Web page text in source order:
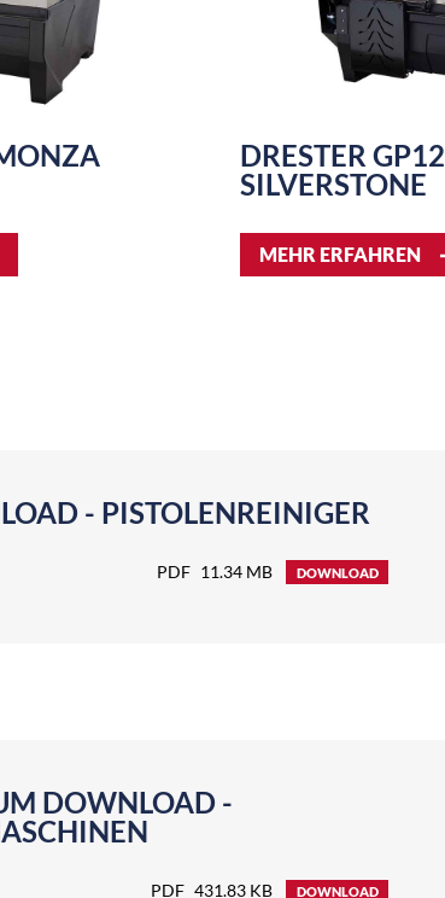
DRESTER GP12
SILVERSTONE
MEHR ERFAHREN
- PISTOLENREINIGER
PDF 11.34 MB DOWNLOAD
DOWNLOAD -
PDF 431.83 KB DOWNLOAD